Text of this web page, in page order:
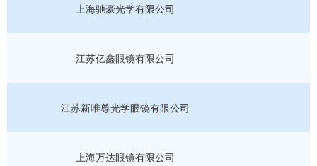
上海驰豪光学有限公司
江苏亿鑫眼镜有限公司
江苏新唯尊光学眼镜有限公司
上海万达眼镜有限公司